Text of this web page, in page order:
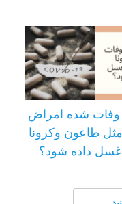
شده امراض
طاعون وكرونا
غسل داده شود؟